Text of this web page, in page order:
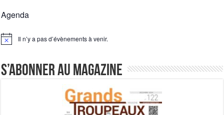
Agenda
Notice Il n’y a pas d’évènements à venir.
S’abonner au magazine